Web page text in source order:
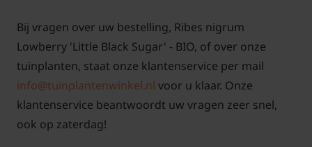
Bij vragen over uw bestelling, Ribes nigrum
Lowberry 'Little Black Sugar' - BIO, of over onze
tuinplanten, staat onze klantenservice per mail
info@tuinplantenwinkel.nl voor u klaar. Onze
klantenservice beantwoordt uw vragen zeer snel,
ook op zaterdag!